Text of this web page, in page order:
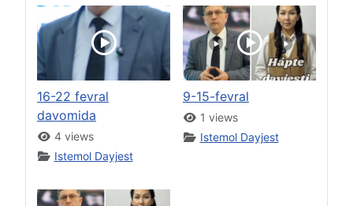
16-22 fevral
davomida
4 views
Istemol Dayjest
9-15-fevral
1 views
Istemol Dayjest